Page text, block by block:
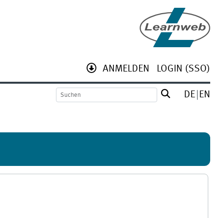
ANMELDEN LOGIN (SSO)
DE EN